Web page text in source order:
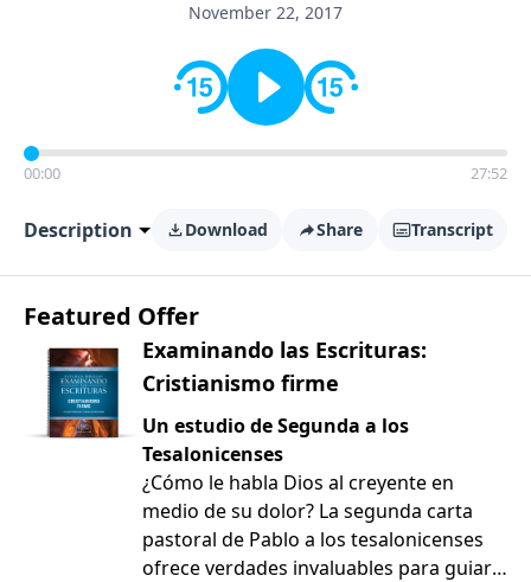
November 22, 2017
00:00 27:52
Description Download Share Transcript
Featured Offer
Examinando las Escrituras:
Cristianismo firme
Un estudio de Segunda a los
Tesalonicenses
¿Cómo le habla Dios al creyente en
medio de su dolor? La segunda carta
pastoral de Pablo a los tesalonicenses
ofrece verdades invaluables para guiar a